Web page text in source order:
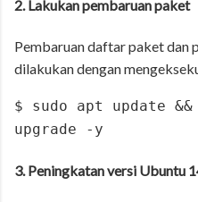
2. Lakukan pembaruan paket
Pembaruan daftar paket dan
dilakukan dengan
$ sudo apt update
upgrade -y
3. Peningkatan versi Ubuntu